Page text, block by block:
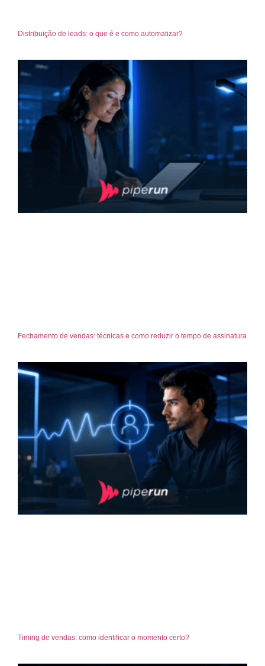
Distribuição de leads: o que é e como automatizar?
Fechamento de vendas: técnicas e como reduzir o tempo de assinatura
Timing de vendas: como identificar o momento certo?